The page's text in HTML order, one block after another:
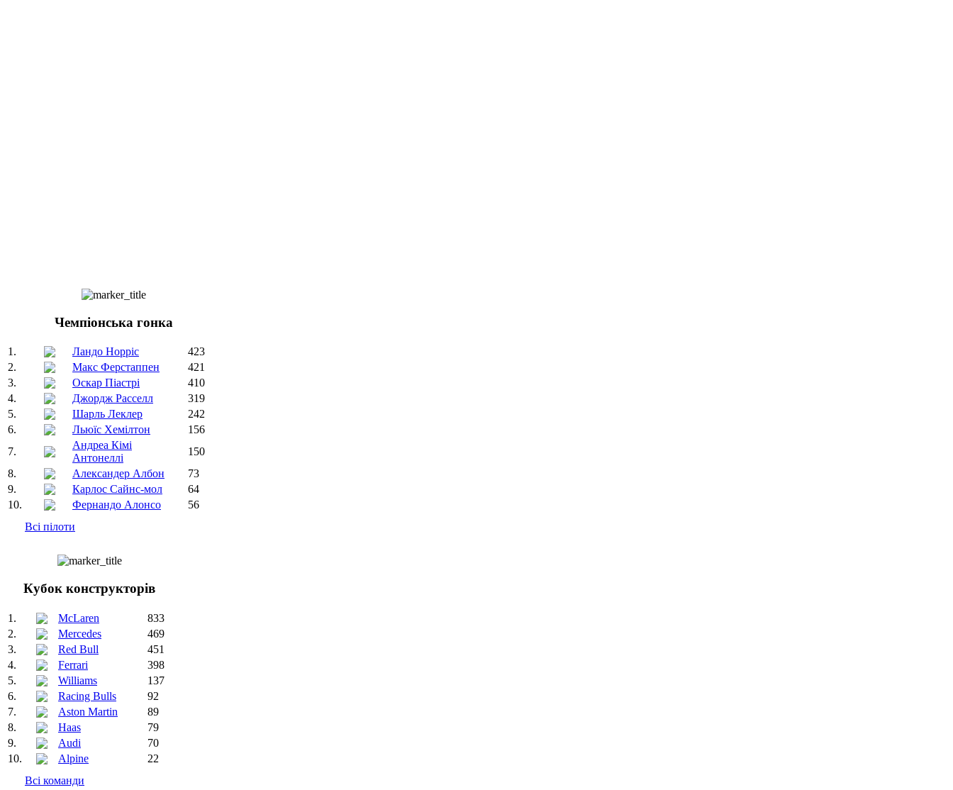
Чемпіонська гонка
1. Ландо Норріс
423
2.
Макс Ферстаппен
421
3.
Оскар Піастрі
410
4.
Джордж Расселл
319
5.
Шарль Леклер
242
6.
Льюїс Хемілтон
156
7.
Андреа Кімі
Антонеллі
150
8.
Александер Албон
73
9.
Карлос Сайнс-мол
64
10.
Фернандо Алонсо
56
Всі пілоти
Кубок конструкторів
1. McLaren
833
2.
Mercedes
469
3.
Red Bull
451
4.
Ferrari
398
5.
Williams
137
6.
Racing Bulls
92
7.
Aston Martin
89
8.
Haas
79
9.
Audi
70
10.
Alpine
22
Всі команди